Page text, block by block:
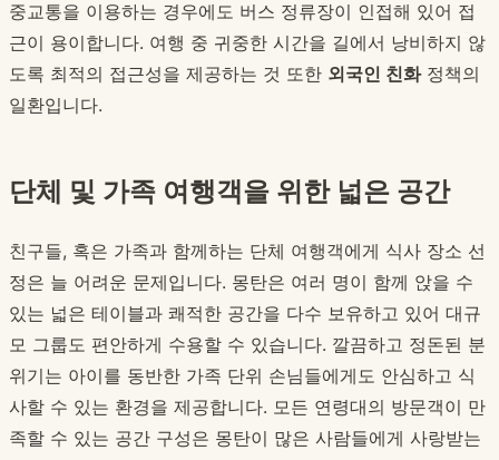
중교통을 이용하는 경우에도 버스 정류장이 인접해 있어 접
근이 용이합니다. 여행 중 귀중한 시간을 길에서 낭비하지 않
도록 최적의 접근성을 제공하는 것 또한 외국인 친화정책의
일환입니다.
단체 및 가족 여행객을 위한 넓은 공간
친구들, 혹은 가족과 함께하는 단체 여행객에게 식사 장소 선
정은 늘 어려운 문제입니다. 몽탄은 여러 명이 함께 앉을 수
있는 넓은 테이블과 쾌적한 공간을 다수 보유하고 있어 대규
모 그룹도 편안하게 수용할 수 있습니다. 깔끔하고 정돈된 분
위기는 아이를 동반한 가족 단위 손님들에게도 안심하고 식
사할 수 있는 환경을 제공합니다. 모든 연령대의 방문객이 만
족할 수 있는 공간 구성은 몽탄이 많은 사람들에게 사랑받는